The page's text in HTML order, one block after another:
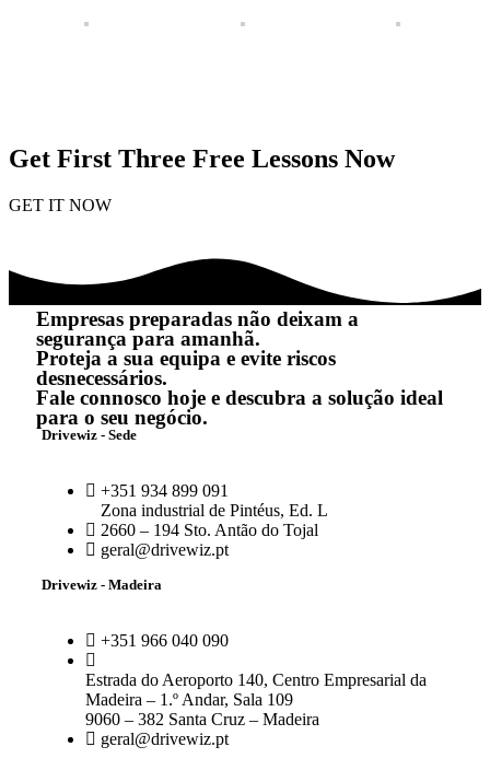
Get First Three Free Lessons Now
GET IT NOW
Empresas preparadas não deixam a
segurança para amanhã.
Proteja a sua equipa e evite riscos
desnecessários.
Fale connosco hoje e descubra a solução ideal
para o seu negócio.
Drivewiz - Sede
+351 934 899 091
Zona industrial de Pintéus, Ed. L
2660 – 194 Sto. Antão do Tojal
geral@drivewiz.pt
Drivewiz - Madeira
+351 966 040 090
Estrada do Aeroporto 140, Centro Empresarial da
Madeira – 1.º Andar, Sala 109
9060 – 382 Santa Cruz – Madeira
geral@drivewiz.pt